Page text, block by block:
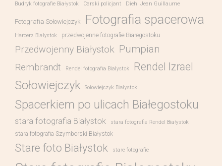
Budryk fotografie Białystok Carski policjant Diehl Jean Guillaume
Fotografia Sołowiejczyk Fotografia spacerowa
Harcerz Białystok przedwojenne fotografie Białegostoku
Przedwojenny Białystok Pumpian
Rembrandt Rendel fotografia Bialystok Rendel Izrael
Sołowiejczyk Sołowiejczyk Białystok
Spacerkiem po ulicach Białegostoku
stara fotografia Białystok stara fotografia Rendel Białystok
stara fotografia Szymborski Białystok
Stare foto Białystok stare fotografie